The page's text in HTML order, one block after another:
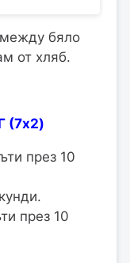
бяло
от хляб.
(7x2)
през 10
през 10